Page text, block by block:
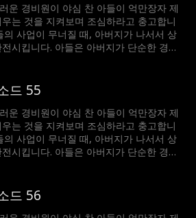
운 경비원이 야심 찬 아들이 억만장자 제
는 것을 지켜보며 조심하라고 충고합니
의 사업이 무너질 때, 아버지가 나서서 상
시킵니다. 아들은 아버지가 단순한 경비
드 55
운 경비원이 야심 찬 아들이 억만장자 제
는 것을 지켜보며 조심하라고 충고합니
의 사업이 무너질 때, 아버지가 나서서 상
시킵니다. 아들은 아버지가 단순한 경비
드 56